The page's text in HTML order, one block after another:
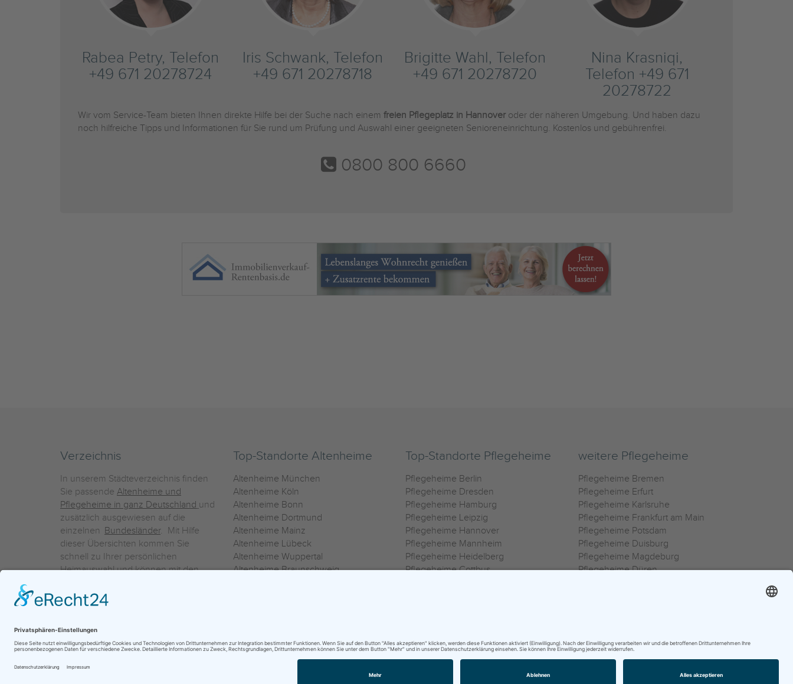
Rabea Petry, Telefon
+49 671 20278724
Iris Schwank, Telefon
+49 671 20278718
Brigitte Wahl, Telefon
+49 671 20278720
Nina Krasniqi,
Telefon +49 671
20278722
Wir vom Service-Team bieten Ihnen direkte Hilfe bei der Suche nach einem freien Pflegeplatz in Hannover oder der näheren Umgebung. Und haben dazu
noch hilfreiche Tipps und Informationen für Sie rund um Prüfung und Auswahl einer geeigneten Senioreneinrichtung. Kostenlos und gebührenfrei.
0800 800 6660
Verzeichnis
In unserem Städteverzeichnis finden
Sie passende Altenheime und
Pflegeheime in ganz Deutschland und
zusätzlich ausgewiesen auf die
einzelnen Bundesländer. Mit Hilfe
dieser Übersichten kommen Sie
schnell zu Ihrer persönlichen
Heimauswahl und können mit den
einzelnen Häuser Leistungsvergleiche
vornehmen.
Top-Standorte Altenheime
Altenheime München
Altenheime Köln
Altenheime Bonn
Altenheime Dortmund
Altenheime Mainz
Altenheime Lübeck
Altenheime Wuppertal
Altenheime Braunschweig
Top-Standorte Pflegeheime
Pflegeheime Berlin
Pflegeheime Dresden
Pflegeheime Hamburg
Pflegeheime Leipzig
Pflegeheime Hannover
Pflegeheime Mannheim
Pflegeheime Heidelberg
Pflegeheime Cottbus
weitere Pflegeheime
Pflegeheime Bremen
Pflegeheime Erfurt
Pflegeheime Karlsruhe
Pflegeheime Frankfurt am Main
Pflegeheime Potsdam
Pflegeheime Duisburg
Pflegeheime Magdeburg
Pflegeheime Düren
0800 800 666 0